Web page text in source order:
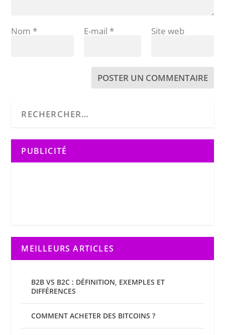
Nom* E-mail * Site web
PUBLICITÉ
MEILLEURS ARTICLES
B2B VS B2C : DÉFINITION, EXEMPLES ET
DIFFÉRENCES
COMMENT ACHETER DES BITCOINS ?